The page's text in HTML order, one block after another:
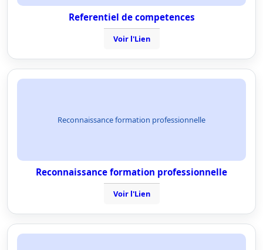
Referentiel de competences
Voir l'Lien
Reconnaissance formation professionnelle
Reconnaissance formation professionnelle
Voir l'Lien